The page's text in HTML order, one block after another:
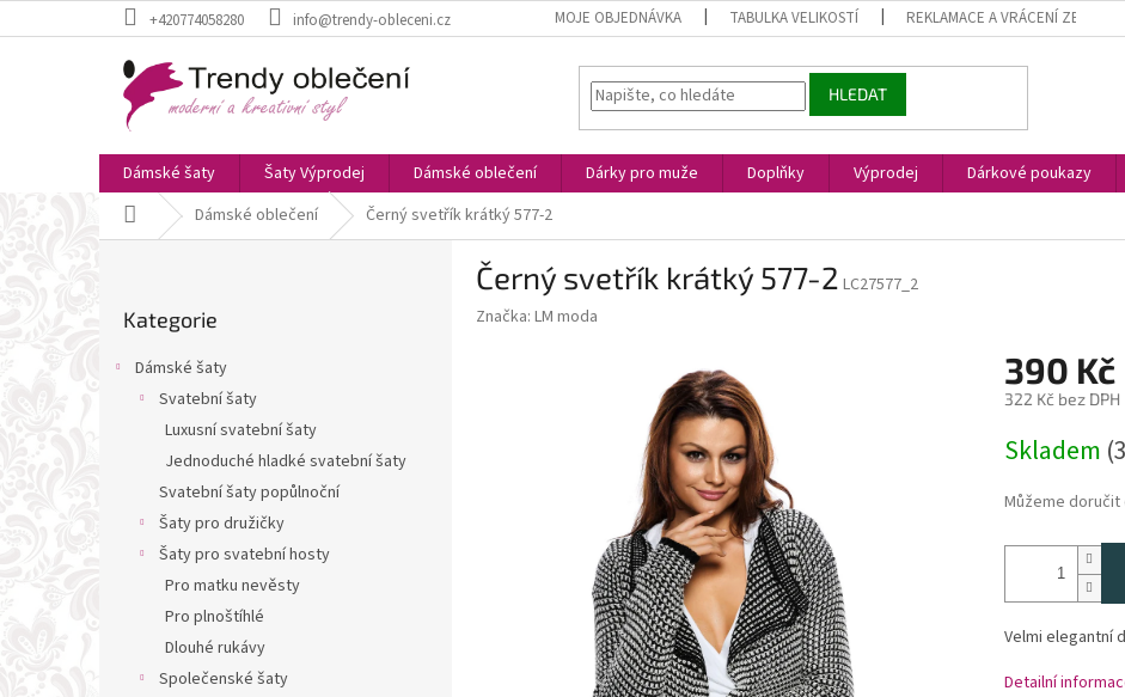
na
+420774058280 info@trendy-obleceni.cz MOJE OBJEDNÁVKA TABULKA VELIKOSTÍ REKLAMACE A VRÁCENÍ ZBOŽÍ
HLEDAT
Dámské šaty Šaty Výprodej Dámské oblečení Dárky pro muže Doplňky Výprodej Dárkové poukazy
Domů Dámské oblečení Černý svetřík krátký 577-2
kategorie
Kategorie
Dámské šaty
Svatební šaty
Luxusní svatební šaty
Jednoduché hladké svatební šaty
Svatební šaty popůlnoční
Šaty pro družičky
Šaty pro svatební hosty
Pro matku nevěsty
Pro plnoštíhlé
Dlouhé rukávy
Společenské šaty
Černý svetřík krátký 577-2 LC27577_2
Značka: LM moda
390 Kč
322 Kč bez DPH
cena:
Skladem
Můžeme doručit
Velmi elegantní
Detailní